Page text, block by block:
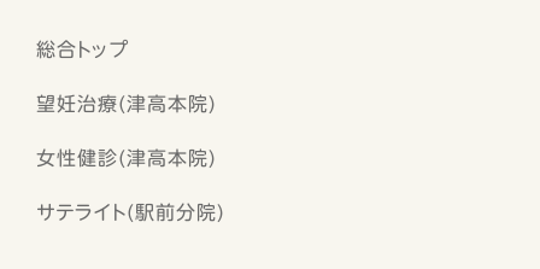
総合トップ
望妊治療(津高本院)
女性健診(津高本院)
サテライト(駅前分院)